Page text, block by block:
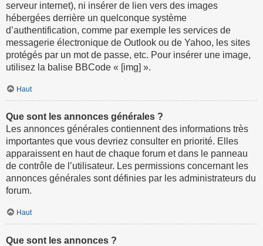
serveur internet), ni insérer de lien vers des images
hébergées derrière un quelconque système
d’authentification, comme par exemple les services de
messagerie électronique de Outlook ou de Yahoo, les sites
protégés par un mot de passe, etc. Pour insérer une image,
utilisez la balise BBCode « [img] ».
Haut
Que sont les annonces générales ?
Les annonces générales contiennent des informations très
importantes que vous devriez consulter en priorité. Elles
apparaissent en haut de chaque forum et dans le panneau
de contrôle de l’utilisateur. Les permissions concernant les
annonces générales sont définies par les administrateurs du
forum.
Haut
Que sont les annonces ?